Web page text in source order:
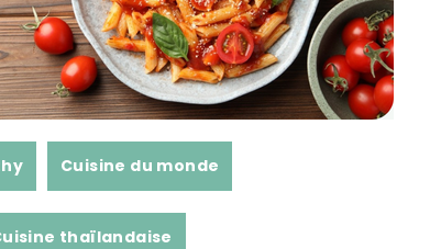
Cuisine du monde
thaïlandaise